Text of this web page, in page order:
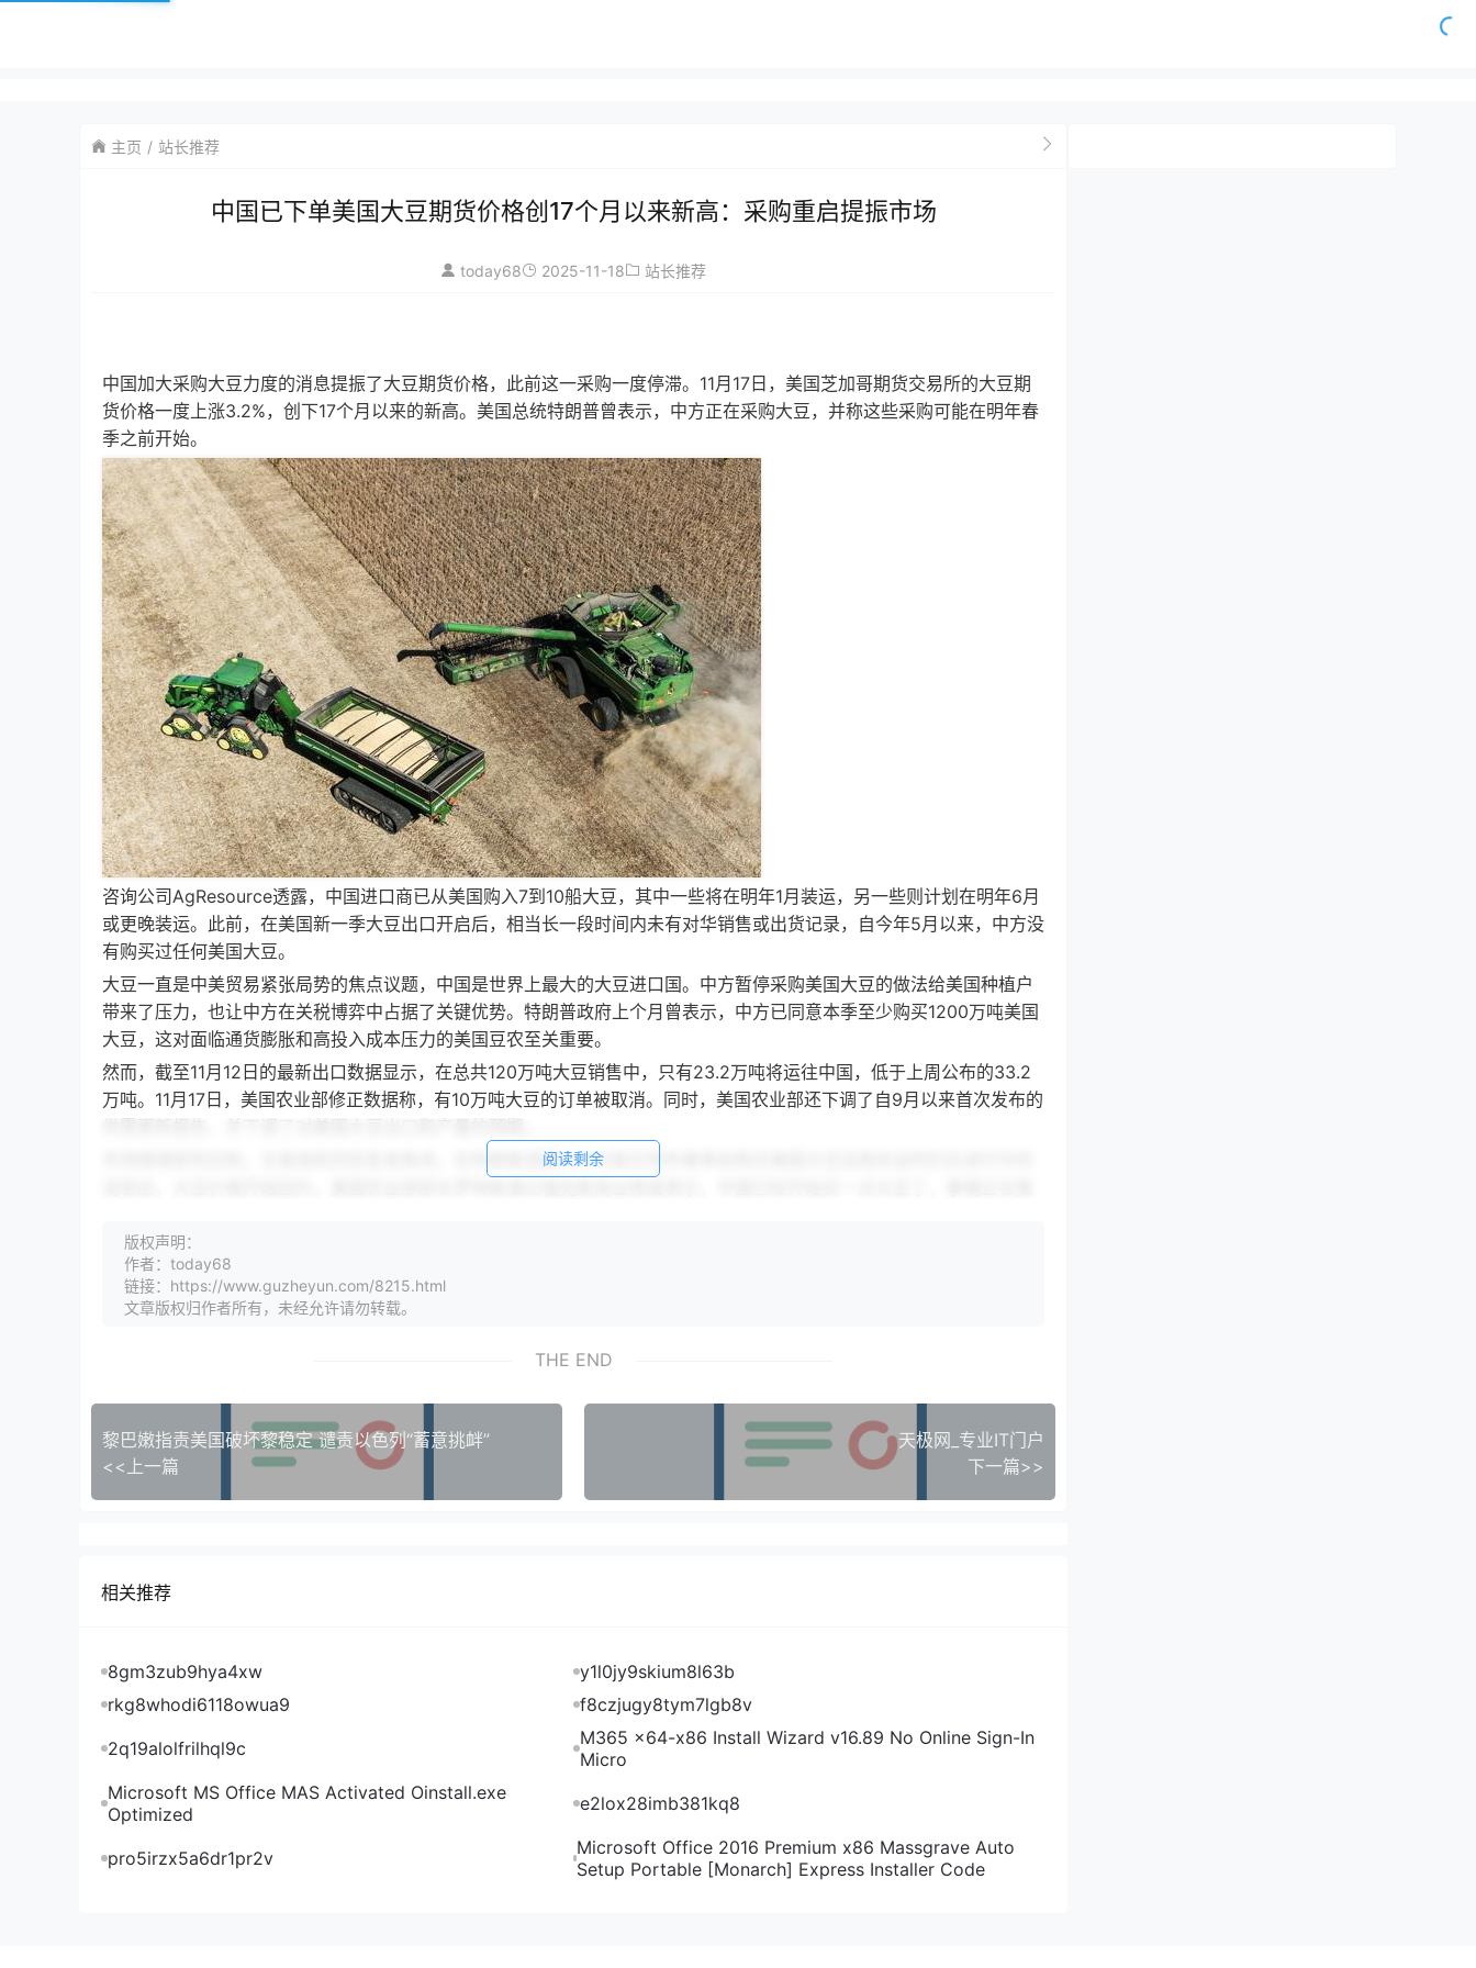
主页 站长推荐
中国已下单美国大豆期货价格创17个月以来新高：采购重启提振市场
today68 2025-11-18 站长推荐
中国加大采购大豆力度的消息提振了大豆期货价格，此前这一采购一度停滞。11月17日，美国芝加哥期货交易所的大豆期
货价格一度上涨3.2%，创下17个月以来的新高。美国总统特朗普曾表示，中方正在采购大豆，并称这些采购可能在明年春
季之前开始。
咨询公司AgResource透露，中国进口商已从美国购入7到10船大豆，其中一些将在明年1月装运，另一些则计划在明年6月
或更晚装运。此前，在美国新一季大豆出口开启后，相当长一段时间内未有对华销售或出货记录，自今年5月以来，中方没
有购买过任何美国大豆。
大豆一直是中美贸易紧张局势的焦点议题，中国是世界上最大的大豆进口国。中方暂停采购美国大豆的做法给美国种植户
带来了压力，也让中方在关税博弈中占据了关键优势。特朗普政府上个月曾表示，中方已同意本季至少购买1200万吨美国
大豆，这对面临通货膨胀和高投入成本压力的美国豆农至关重要。
然而，截至11月12日的最新出口数据显示，在总共120万吨大豆销售中，只有23.2万吨将运往中国，低于上周公布的33.2
万吨。11月17日，美国农业部修正数据称，有10万吨大豆的订单被取消。同时，美国农业部还下调了自9月以来首次发布的
市场情绪受到压制，交易商和农民愈发焦虑。在特朗普透露中方可能在明年春季前购买美国大豆且相关谈判仍在进行中的
不过，大豆价格反弹也可能带来潜在不利影响。涨势推动了美国大豆期货价格重新高于巴西大豆，使美国大豆在低成本买
家中竞争力下降。AgResource指出，芝加哥期货交易所的大豆期货价格上涨，将把非中国市场的业务推向巴西。
香港《南华早报》的文章评论称，随着中美贸易关系缓和，美方上月底称，中国已同意在明年1月前采购1200万吨美国大
为，大豆不再是华盛顿的武器，而是北京的“保单”。大豆交易看似是特朗普的胜利，实际上确认了全球权力格局的深度转
过去三年，美国年均对华出口大豆占其总出口的53%左右，贸易争端前这一比例接近60%。今年1至8月，中国仅进口了
2.18亿蒲式耳美国大豆，同比下降78%，而巴西占据了中国进口大豆约93%的市场份额。
阅读剩余
版权声明：
作者：today68
链接：https://www.guzheyun.com/8215.html
文章版权归作者所有，未经允许请勿转载。
THE END
黎巴嫩指责美国破坏黎稳定 谴责以色列“蓄意挑衅”
<<上一篇
天极网_专业IT门户
下一篇>>
相关推荐
8gm3zub9hya4xw
y1l0jy9skium8l63b
rkg8whodi6118owua9
f8czjugy8tym7lgb8v
2q19alolfrilhql9c
M365 x64-x86 Install Wizard v16.89 No Online Sign-In
Micro
Microsoft MS Office MAS Activated Oinstall.exe
Optimized
e2lox28imb381kq8
pro5irzx5a6dr1pr2v
Microsoft Office 2016 Premium x86 Massgrave Auto
Setup Portable [Monarch] Express Installer Code